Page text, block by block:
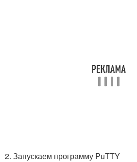
2. Запускаем программу PuTTY